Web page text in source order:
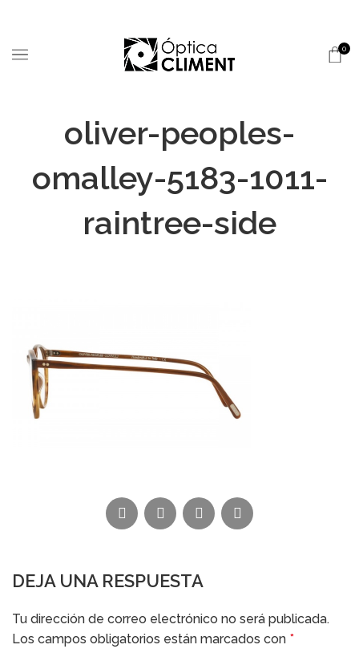
0
oliver-peoples-
omalley-5183-1011-
raintree-side
DEJA UNA RESPUESTA
Tu dirección de correo electrónico no será publicada.
Los campos obligatorios están marcados con *
Alternative: